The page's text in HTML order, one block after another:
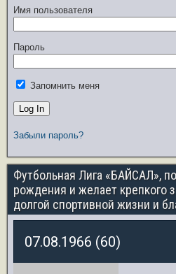
Имя пользователя
Пароль
Запомнить меня
Забыли пароль?
Футбольная Лига «БАЙСАЛ»,
рождения и желает крепкого
долгой спортивной жизни и
07.08.1966 (60)